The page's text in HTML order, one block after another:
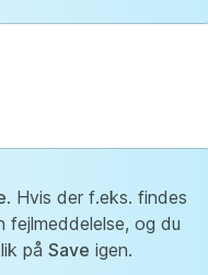
. Hvis der f.eks. findes
fejlmeddelelse, og du
på Save igen.